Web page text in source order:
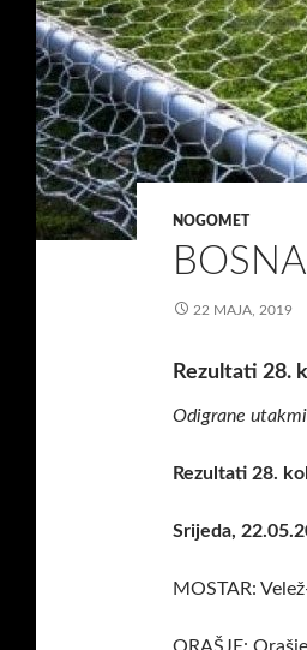
NOGOMET
22 MAJA, 2019
Rezultati 28.
Odigrane
Rezultati 28.
Srijeda,
MOSTAR: